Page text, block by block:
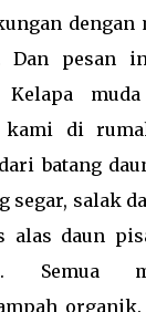
dengan
Dan pesan
Kelapa
kami di
batang
segar, salak
alas daun
Semua
organik.